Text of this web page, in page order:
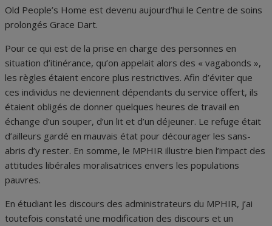
Old People’s Home est devenu aujourd’hui le Centre de soins
prolongés Grace Dart.
Pour ce qui est de la prise en charge des personnes en
situation d’itinérance, qu’on appelait alors des « vagabonds »,
les règles étaient encore plus restrictives. Afin d’éviter que
ces individus ne deviennent dépendants du service offert, ils
étaient obligés de donner quelques heures de travail en
échange d’un souper, d’un lit et d’un déjeuner. Le refuge était
d’ailleurs gardé en mauvais état pour décourager les sans-
abris d’y rester. En somme, le MPHIR illustre bien l’impact des
attitudes libérales moralisatrices envers les populations
pauvres.
En étudiant les discours des administrateurs du MPHIR, j’ai
toutefois constaté une modification des discours et un